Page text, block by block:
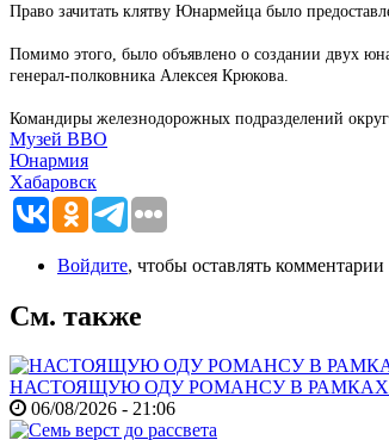
Право зачитать клятву Юнармейца было
Помимо этого, было объявлено о создании двух
генерал-полковника Алексея Крюкова.
Командиры железнодорожных подразделений
Музей ВВО
Юнармия
Хабаровск
Войдите, чтобы оставлять комментарии
См. также
НАСТОЯЩУЮ ОДУ РОМАНСУ В
06/08/2026 - 21:06